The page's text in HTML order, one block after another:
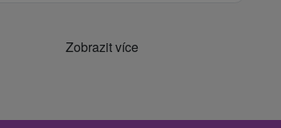
Zobrazit více